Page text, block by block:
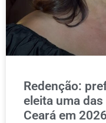
Redenção:
eleita uma
Ceará em